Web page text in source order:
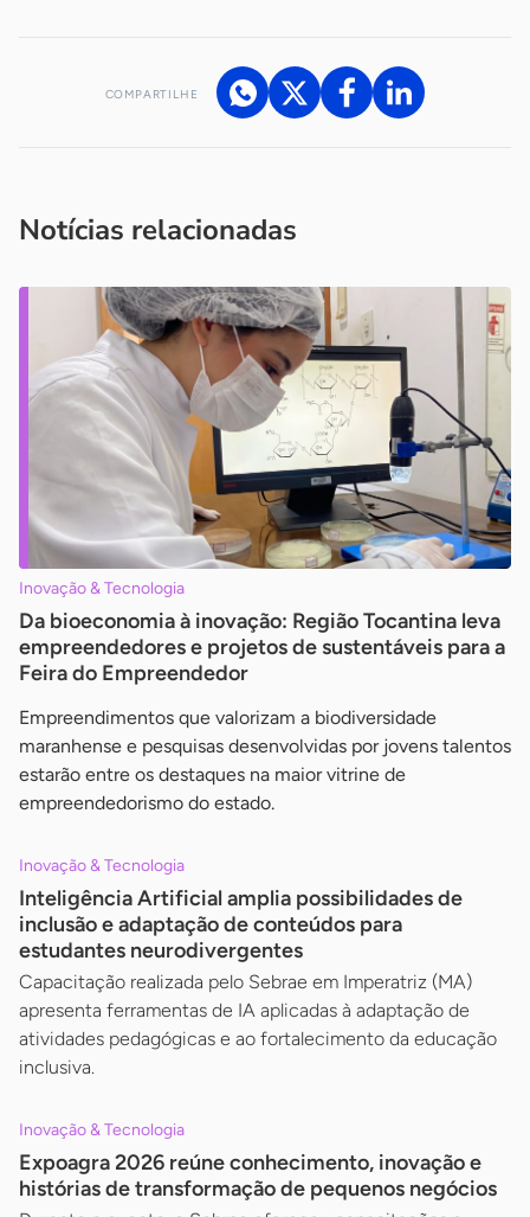
COMPARTILHE
Notícias relacionadas
Inovação & Tecnologia
Da bioeconomia à inovação: Região Tocantina leva
empreendedores e projetos de sustentáveis para a
Feira do Empreendedor
Empreendimentos que valorizam a biodiversidade
maranhense e pesquisas desenvolvidas por jovens talentos
estarão entre os destaques na maior vitrine de
empreendedorismo do estado.
Inovação & Tecnologia
Inteligência Artificial amplia possibilidades de
inclusão e adaptação de conteúdos para
estudantes neurodivergentes
Capacitação realizada pelo Sebrae em Imperatriz (MA)
apresenta ferramentas de IA aplicadas à adaptação de
atividades pedagógicas e ao fortalecimento da educação
inclusiva.
Inovação & Tecnologia
Expoagra 2026 reúne conhecimento, inovação e
histórias de transformação de pequenos negócios